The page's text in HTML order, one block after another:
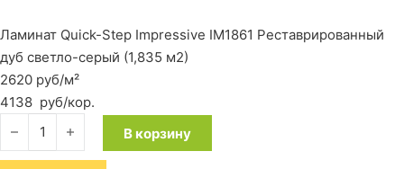
Ламинат Quick-Step Impressive IM1861 Реставрированный
дуб светло-серый (1,835 м2)
2620 руб/м²
4138 руб/кор.
Количество товара Ламинат Quick-Step Impressive IM1861
В корзину